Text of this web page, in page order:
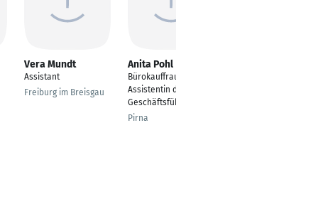
Vera Mundt
Assistant
Freiburg im Breisgau
Anita Pohl
Bürokauffrau |
Assistentin der
Geschäftsführung
Pirna